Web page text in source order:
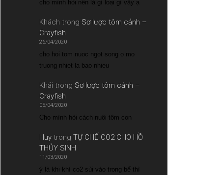
cho mình hỏi nền là gì loại gì vậy ạ
Khách trong Sơ lược tôm cảnh –
Crayfish
26/04/2020
cho hoi tom nuoc ngot song o mo
truong nhiet la bao nhieu
Khải trong Sơ lược tôm cảnh –
Crayfish
05/04/2020
Cho mình hỏi cách nuôi tôm con
Huytrong TỰ CHẾ CO2 CHO HỒ
THỦY SINH
11/03/2020
ý là khi khí co2 sủi vào trong bể thì